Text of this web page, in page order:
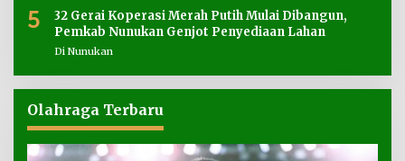
5
32 Gerai Koperasi Merah Putih Mulai Dibangun,
Pemkab Nunukan Genjot Penyediaan Lahan
Di Nunukan
Olahraga Terbaru